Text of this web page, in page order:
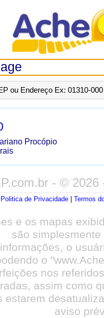
ou Endereço Ex: 01310-
Procópio
- © 2026
Politica de Privacidade Termos
e os mapas
são
o
o
nos
assim como
estarem
aviso